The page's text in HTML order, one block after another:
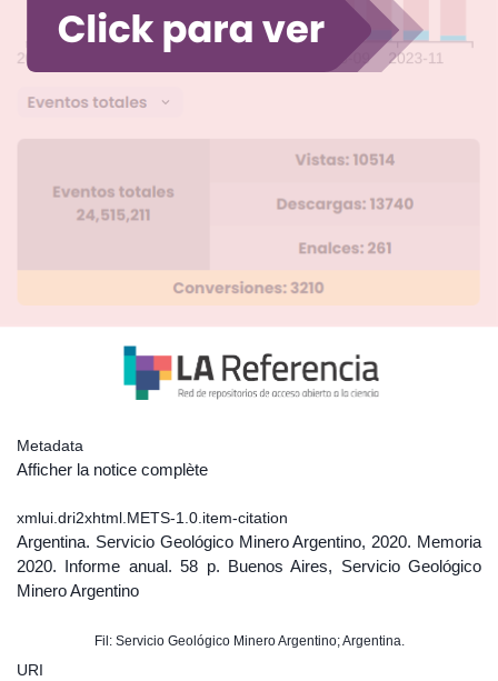
Metadata
Afficher la notice complète
xmlui.dri2xhtml.METS-1.0.item-citation
Argentina. Servicio Geológico Minero Argentino, 2020. Memoria
2020. Informe anual. 58 p. Buenos Aires, Servicio Geológico
Minero Argentino
Fil: Servicio Geológico Minero Argentino; Argentina.
URI